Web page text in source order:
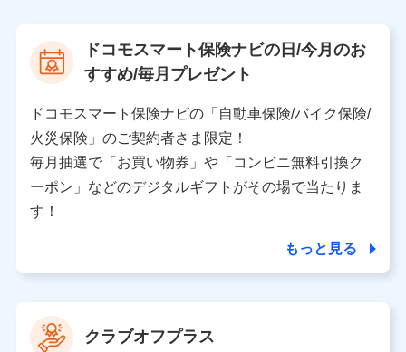
当社の対応品質向上やお問い合わせ内容の正確な把握のため
個人情報保護管理者の職名、連絡先
〒103-0013 東京都中央区日本橋人形町2-14-10 アー
バンネット日本橋ビル 3F
株式会社ドコモ・インシュアランス
個人情報の第三者提供について
当社は利用目的の達成に必要な範囲内において個人情報
の取り扱いの全部または一部を委託する場合がありま
ドコモスマート保険ナビの日/今月のお
すすめ/毎月プレゼント
ドコモスマート保険ナビの「自動車保険/バイク保険/
火災保険」のご契約者さま限定！
毎月抽選で「お買い物券」や「コンビニ無料引換ク
ーポン」などのデジタルギフトがその場で当たりま
す！
もっと見る
クラブオフプラス